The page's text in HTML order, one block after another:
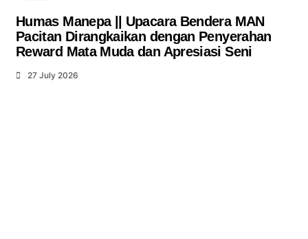
Humas Manepa || Upacara Bendera MAN
Pacitan Dirangkaikan dengan Penyerahan
Reward Mata Muda dan Apresiasi Seni
27 July 2026